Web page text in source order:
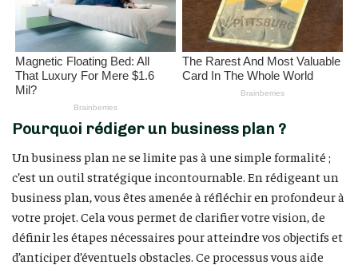
Pourquoi rédiger un business plan ?
Un business plan ne se limite pas à une simple formalité ;
c’est un outil stratégique incontournable. En rédigeant un
business plan, vous êtes amenée à réfléchir en profondeur à
votre projet. Cela vous permet de clarifier votre vision, de
définir les étapes nécessaires pour atteindre vos objectifs et
d’anticiper d’éventuels obstacles. Ce processus vous aide